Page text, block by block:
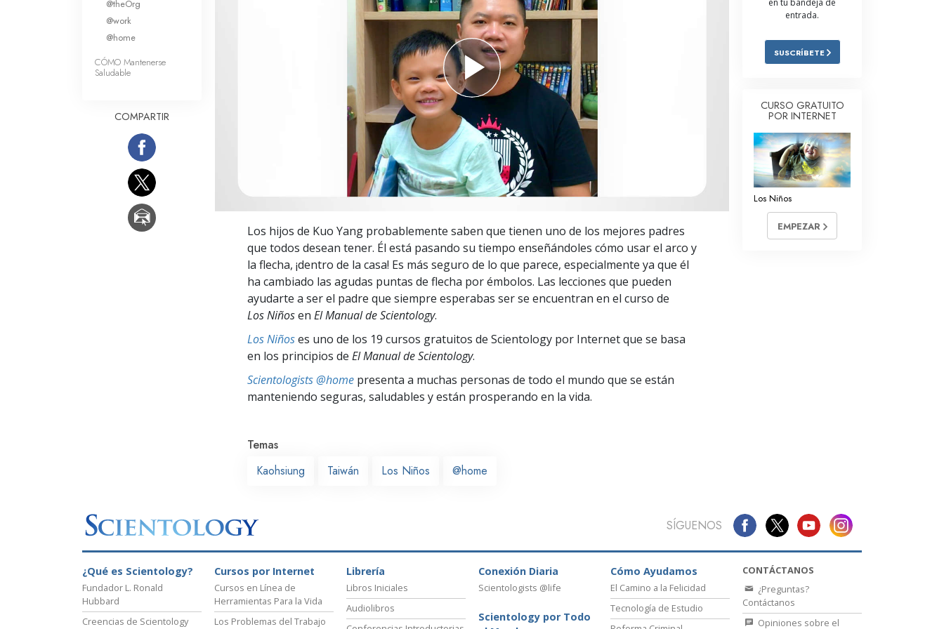
Respuestas a las Drogas
La Causa de la Supresión
Investigaciones
Los Fundamentos de la Organización
Los Fundamentos de las Relaciones
Los hijos de Kuo Yang probablemente saben que tienen uno de los mejores padres
que todos desean tener. Él está pasando su tiempo enseñándoles cómo usar el arco y
la flecha, ¡dentro de la casa! Es más seguro de lo que parece, especialmente ya que él
ha cambiado las agudas puntas de flecha por émbolos. Las lecciones que pueden
ayudarte a ser el padre que siempre esperabas ser se encuentran en el curso de
Los Niñosen El Manual de Scientology.
Los Niñoses uno de los 19 cursos gratuitos de Scientology por Internet que se basa
en los principios de El Manual de Scientology.
Scientologists @home presenta a muchas personas de todo el mundo que se están
manteniendo seguras, saludables y están prosperando en la vida.
Temas
Kaohsiung
Taiwán Los Niños @home
@theOrg
@work
@home
CÓMO Mantenerse
Saludable
COMPARTIR
en tu bandeja de
entrada.
SUSCRÍBETE
CURSO GRATUITO
POR INTERNET
Los Niños
EMPEZAR
SÍGUENOS
¿Qué es Scientology?
Fundador L. Ronald
Hubbard
Creencias de Scientology
Cursos por Internet
Cursos en Línea de
Herramientas Para la Vida
Los Problemas del Trabajo
Librería
Libros Iniciales
Audiolibros
Conexión Diaria
Scientologists @life
Scientology por Todo
Cómo Ayudamos
El Camino a la Felicidad
Tecnología de Estudio
CONTÁCTANOS
¿Preguntas?
Contáctanos
Opiniones sobre el